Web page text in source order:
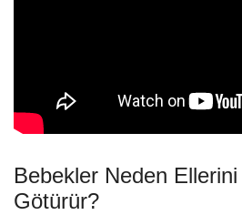
Bebekler Neden Ellerini
Götürür?